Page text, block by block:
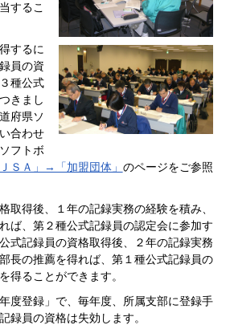
するこ
するに
員の資
種公式
きまし
府県ソ
合わせ
フトボ
ＪＳＡ」→「加盟団体」 のページをご参照
取得後、１年の記録実務の経験を積み、
ば、第２種公式記録員の認定会に参加す
式記録員の資格取得後、２年の記録実務
長の推薦を得れば、第１種公式記録員の
得ることができます。
度登録」で、毎年度、所属支部に登録手
録員の資格は失効します。